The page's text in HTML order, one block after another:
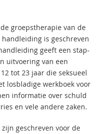
groepstherapie van de
is geschreven
geeft een stap-
uitvoering van een
tot 23 jaar die seksueel
losbladige werkboek voor
informatie over schuld
en vele andere zaken.
geschreven voor de